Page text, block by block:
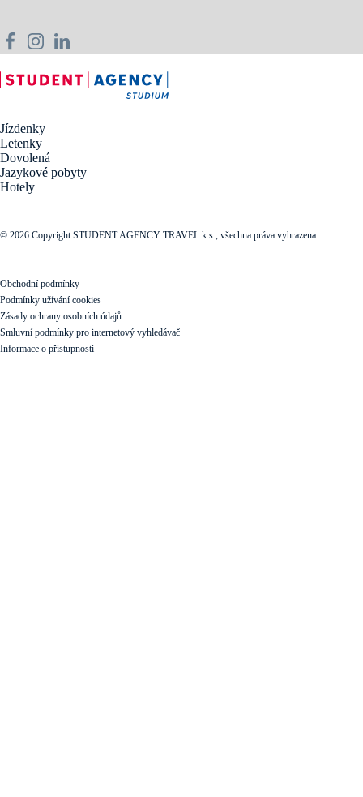
Jízdenky
Letenky
Dovolená
Jazykové pobyty
Hotely
© 2026 Copyright STUDENT AGENCY TRAVEL k.s., všechna práva vyhrazena
Obchodní podmínky
Podmínky užívání cookies
Zásady ochrany osobních údajů
Smluvní podmínky pro internetový vyhledávač
Informace o přístupnosti